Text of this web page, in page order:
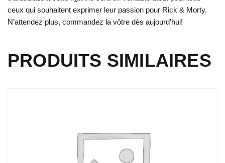
ceux qui souhaitent exprimer leur passion pour Rick & Morty.
N’attendez plus, commandez la vôtre dès aujourd’hui!
PRODUITS SIMILAIRES